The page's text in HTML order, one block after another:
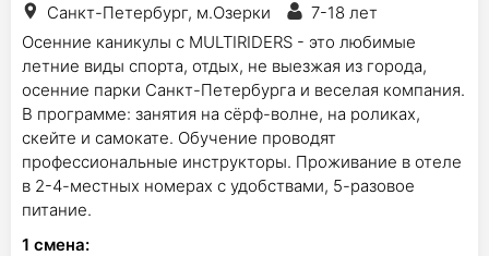
Санкт-Петербург, м.Озерки
7-18 лет
Осенние каникулы с MULTIRIDERS - это любимые
летние виды спорта, отдых, не выезжая из города,
осенние парки Санкт-Петербурга и веселая компания.
В программе: занятия на сёрф-волне, на роликах,
скейте и самокате. Обучение проводят
профессиональные инструкторы. Проживание в отеле
в 2-4-местных номерах с удобствами, 5-разовое
питание.
1 смена: